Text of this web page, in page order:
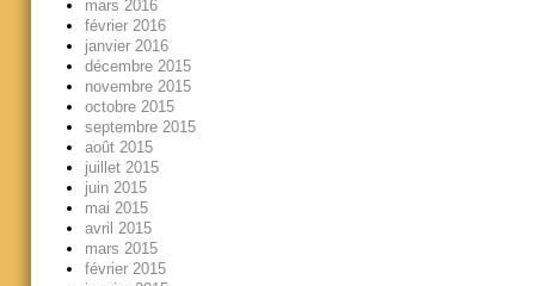
mars 2016
février 2016
janvier 2016
décembre 2015
novembre 2015
octobre 2015
septembre 2015
août 2015
juillet 2015
juin 2015
mai 2015
avril 2015
mars 2015
février 2015